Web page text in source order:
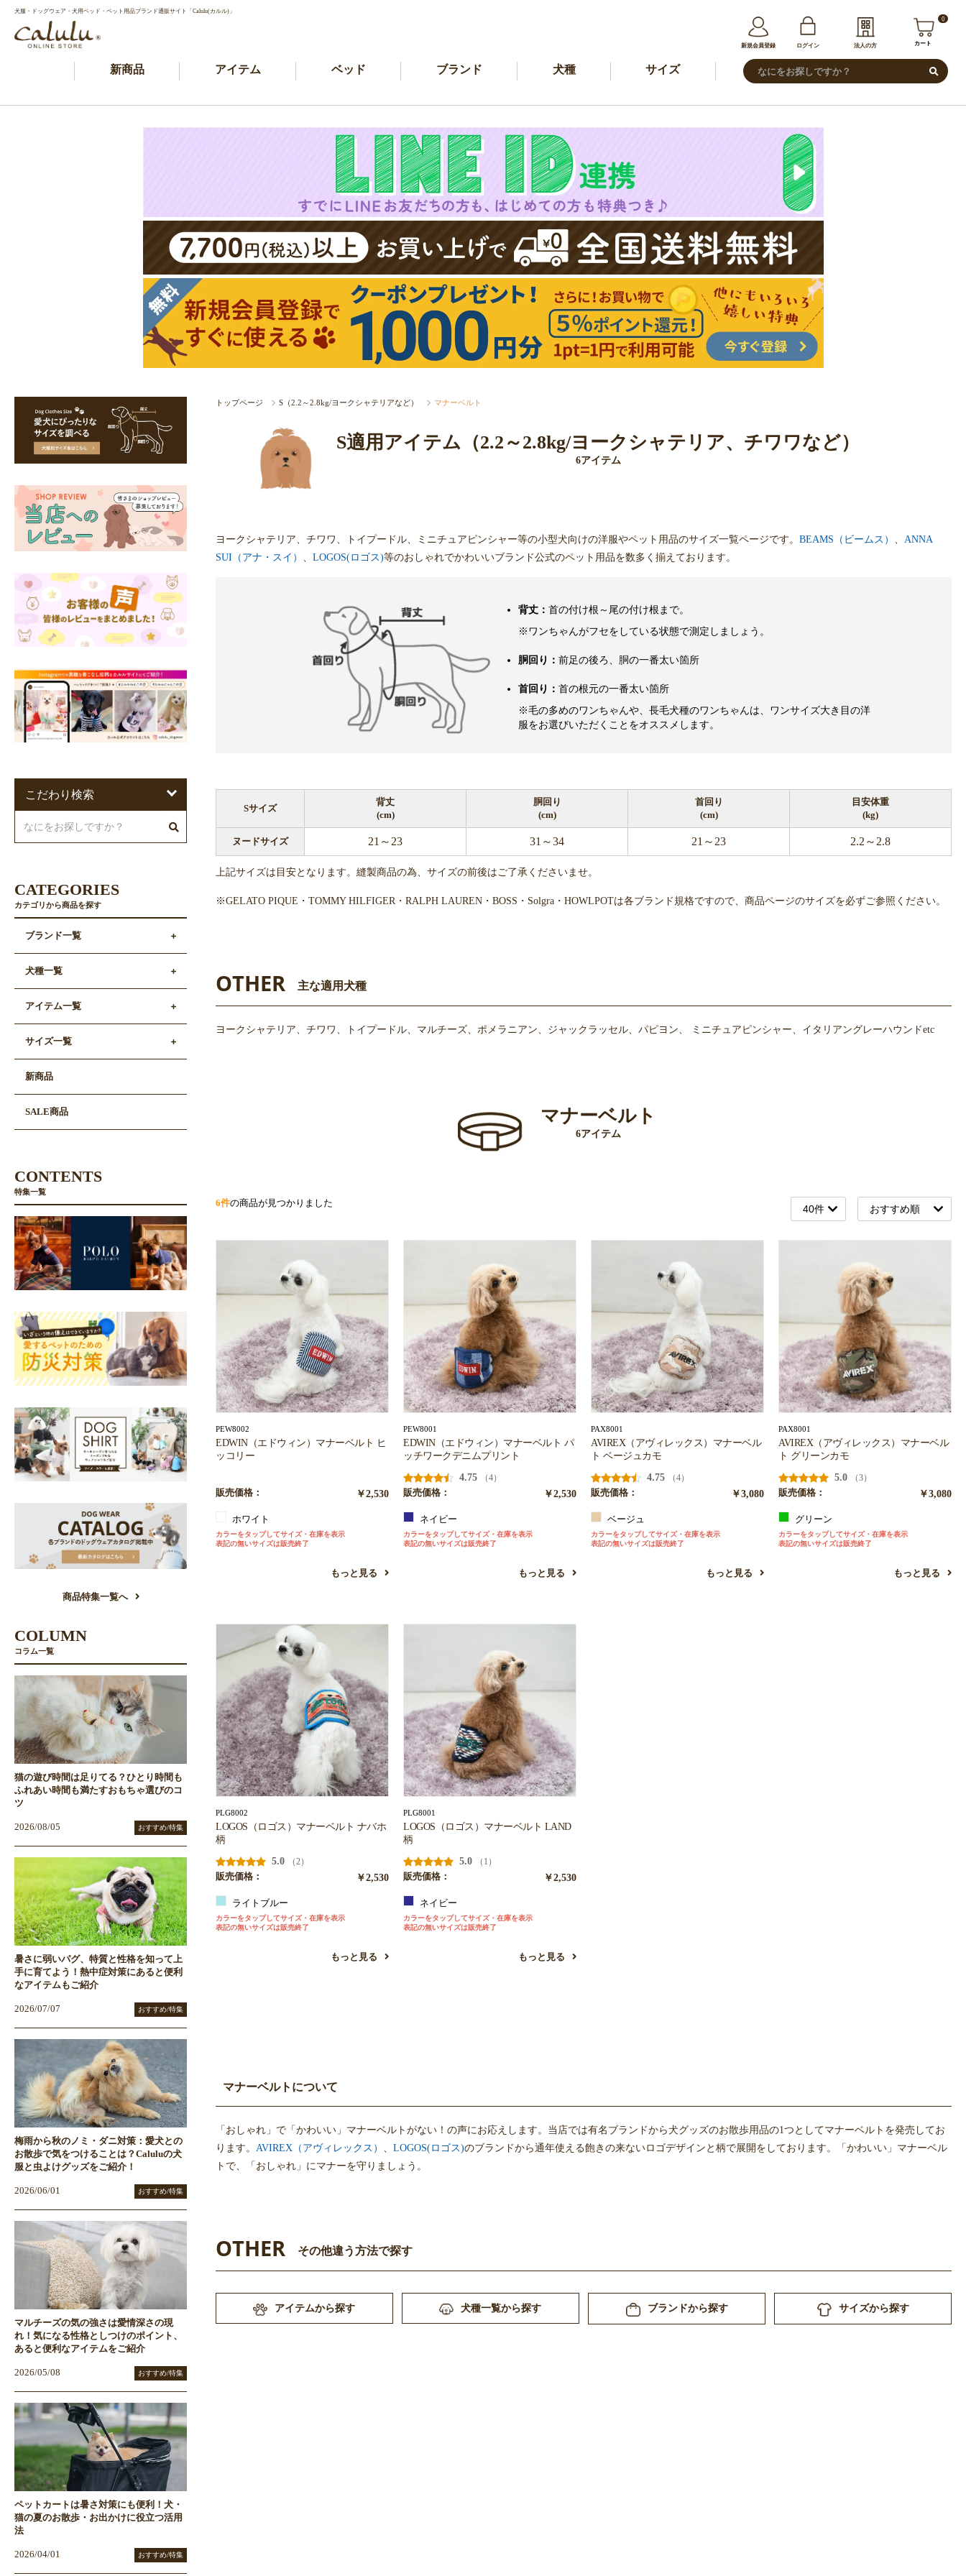
犬服・ドッグウェア・犬用ベッド・ペット用品ブランド通販サイト「Calulu(カルル)」
新規会員登録 ログイン 法人の方
0
カート
新商品 アイテム ベッド ブランド 犬種 サイズ
トップページ S（2.2～2.8kg/ヨークシャテリアなど） マナーベルト
S適用アイテム（2.2～2.8kg/ヨークシャテリア、チワワなど）
6アイテム
ヨークシャテリア、チワワ、トイプードル、ミニチュアピンシャー等の小型犬向けの洋服やペット用品のサイズ一覧ページです。 BEAMS（ビームス） 、 ANNA
SUI（アナ・スイ） 、 LOGOS(ロゴス)等のおしゃれでかわいいブランド公式のペット用品を数多く揃えております。
背丈： 首の付け根～尾の付け根まで。
※ワンちゃんがフセをしている状態で測定しましょう。
胴回り： 前足の後ろ、胴の一番太い箇所
首回り： 首の根元の一番太い箇所
※毛の多めのワンちゃんや、長毛犬種のワンちゃんは、ワンサイズ大き目の洋
服をお選びいただくことをオススメします。
Sサイズ
背丈
(cm)
胴回り
(cm)
首回り
(cm)
目安体重
(kg)
ヌードサイズ 21～23 31～34 21～23 2.2～2.8
上記サイズは目安となります。縫製商品の為、サイズの前後はご了承くださいませ。
※GELATO PIQUE・TOMMY HILFIGER・RALPH LAUREN・BOSS・Solgra・HOWLPOTは各ブランド規格ですので、商品ページのサイズを必ずご参照ください。
OTHER 主な適用犬種
ヨークシャテリア、チワワ、トイプードル、マルチーズ、ポメラニアン、ジャックラッセル、パピヨン、 ミニチュアピンシャー、イタリアングレーハウンドetc
マナーベルト
6アイテム
6件の商品が見つかりました
PEW8002
EDWIN（エドウィン）マナーベルト ヒ
ッコリー
販売価格： ￥2,530
ホワイト
カラーをタップしてサイズ・在庫を表示
表記の無いサイズは販売終了
もっと見る
PEW8001
EDWIN（エドウィン）マナーベルト パ
ッチワークデニムプリント
4.75
（4）
販売価格：
￥2,530
ネイビー
カラーをタップしてサイズ・在庫を表示
表記の無いサイズは販売終了
もっと見る
PAX8001
AVIREX（アヴィレックス）マナーベル
ト ベージュカモ
4.75
（4）
販売価格：
￥3,080
ベージュ
カラーをタップしてサイズ・在庫を表示
表記の無いサイズは販売終了
もっと見る
PAX8001
AVIREX（アヴィレックス）マナーベル
ト グリーンカモ
5.0
（3）
販売価格：
￥3,080
グリーン
カラーをタップしてサイズ・在庫を表示
表記の無いサイズは販売終了
もっと見る
PLG8002
LOGOS（ロゴス）マナーベルト ナバホ
柄
5.0
（2）
販売価格：
￥2,530
ライトブルー
カラーをタップしてサイズ・在庫を表示
表記の無いサイズは販売終了
もっと見る
PLG8001
LOGOS（ロゴス）マナーベルト LAND
柄
5.0
（1）
販売価格：
￥2,530
ネイビー
カラーをタップしてサイズ・在庫を表示
表記の無いサイズは販売終了
もっと見る
お買い物を続ける カートへ進む
マナーベルトについて
「おしゃれ」で「かわいい」マナーベルトがない！の声にお応えします。当店では有名ブランドから犬グッズのお散歩用品の1つとしてマナーベルトを発売してお
ります。 AVIREX（アヴィレックス） 、 LOGOS(ロゴス)のブランドから通年使える飽きの来ないロゴデザインと柄で展開をしております。「かわいい」マナーベル
トで、「おしゃれ」にマナーを守りましょう。
OTHER その他違う方法で探す
アイテムから探す 犬種一覧から探す ブランドから探す サイズから探す
こだわり検索
CATEGORIES
カテゴリから商品を探す
ブランド一覧
犬種一覧
アイテム一覧
サイズ一覧
新商品
SALE商品
CONTENTS
特集一覧
商品特集一覧へ
COLUMN
コラム一覧
猫の遊び時間は足りてる？ひとり時間も
ふれあい時間も満たすおもちゃ選びのコ
ツ
2026/08/05 おすすめ/特集
暑さに弱いパグ、特質と性格を知って上
手に育てよう！熱中症対策にあると便利
なアイテムもご紹介
2026/07/07 おすすめ/特集
梅雨から秋のノミ・ダニ対策：愛犬との
お散歩で気をつけることは？Caluluの犬
服と虫よけグッズをご紹介！
2026/06/01 おすすめ/特集
マルチーズの気の強さは愛情深さの現
れ！気になる性格としつけのポイント、
あると便利なアイテムをご紹介
2026/05/08 おすすめ/特集
ペットカートは暑さ対策にも便利！犬・
猫の夏のお散歩・お出かけに役立つ活用
法
2026/04/01 おすすめ/特集